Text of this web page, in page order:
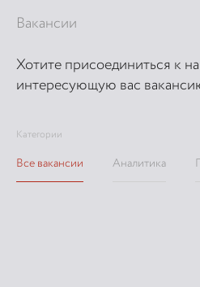
Вакансии
Хотите присоединиться к
интересующую вас
Категории
Все вакансии Аналитика